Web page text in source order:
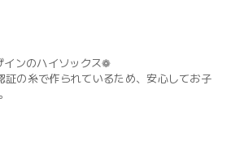
インのハイソックス❁
証の糸で作られているため、安心してお子